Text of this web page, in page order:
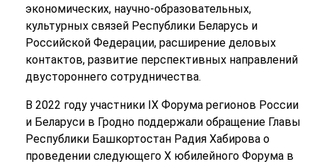
экономических, научно-образовательных,
культурных связей Республики Беларусь и
Российской Федерации, расширение деловых
контактов, развитие перспективных направлений
двустороннего сотрудничества.
В 2022 году участники IX Форума регионов России
и Беларуси в Гродно поддержали обращение Главы
Республики Башкортостан Радия Хабирова о
проведении следующего X юбилейного Форума в